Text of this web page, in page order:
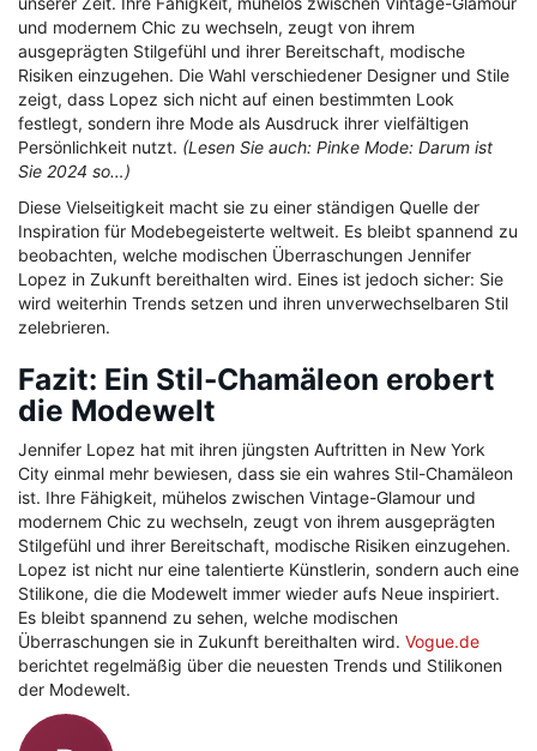
und modernem Chic zu wechseln, zeugt von ihrem
ausgeprägten Stilgefühl und ihrer Bereitschaft, modische
Risiken einzugehen. Die Wahl verschiedener Designer und Stile
zeigt, dass Lopez sich nicht auf einen bestimmten Look
festlegt, sondern ihre Mode als Ausdruck ihrer vielfältigen
Persönlichkeit nutzt. (Lesen Sie auch: Pinke Mode: Darum ist
Sie 2024 so…)
Diese Vielseitigkeit macht sie zu einer ständigen Quelle der
Inspiration für Modebegeisterte weltweit. Es bleibt spannend zu
beobachten, welche modischen Überraschungen Jennifer
Lopez in Zukunft bereithalten wird. Eines ist jedoch sicher: Sie
wird weiterhin Trends setzen und ihren unverwechselbaren Stil
zelebrieren.
Fazit: Ein Stil-Chamäleon erobert
die Modewelt
Jennifer Lopez hat mit ihren jüngsten Auftritten in New York
City einmal mehr bewiesen, dass sie ein wahres Stil-Chamäleon
ist. Ihre Fähigkeit, mühelos zwischen Vintage-Glamour und
modernem Chic zu wechseln, zeugt von ihrem ausgeprägten
Stilgefühl und ihrer Bereitschaft, modische Risiken einzugehen.
Lopez ist nicht nur eine talentierte Künstlerin, sondern auch eine
Stilikone, die die Modewelt immer wieder aufs Neue inspiriert.
Es bleibt spannend zu sehen, welche modischen
Überraschungen sie in Zukunft bereithalten wird. Vogue.de
berichtet regelmäßig über die neuesten Trends und Stilikonen
der Modewelt.